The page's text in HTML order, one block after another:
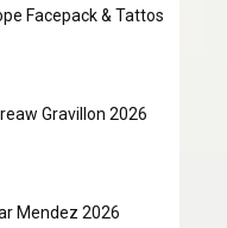
Facepack & Tattos
Gravillon 2026
Mendez 2026